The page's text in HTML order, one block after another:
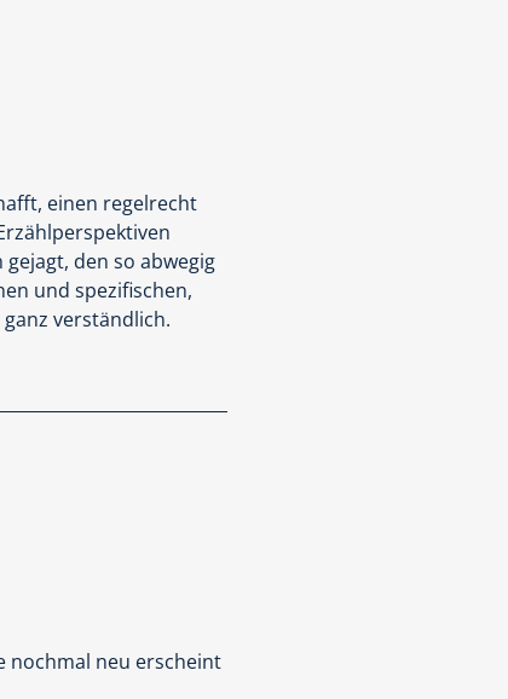
einen regelrecht
den so abwegig
und spezifischen,
verständlich.
nochmal neu erscheint